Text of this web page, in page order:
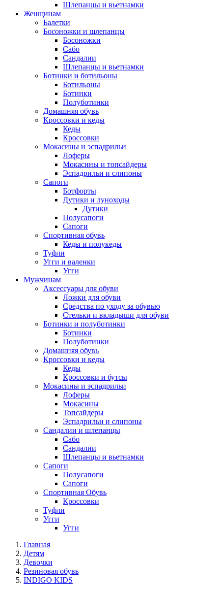
Шлепанцы и вьетнамки
Женщинам
Балетки
Босоножки и шлепанцы
Босоножки
Сабо
Сандалии
Шлепанцы и вьетнамки
Ботинки и ботильоны
Ботильоны
Ботинки
Полуботинки
Домашняя обувь
Кроссовки и кеды
Кеды
Кроссовки
Мокасины и эспадрильи
Лоферы
Мокасины и топсайдеры
Эспадрильи и слипоны
Сапоги
Ботфорты
Дутики и луноходы
Дутики
Полусапоги
Сапоги
Спортивная обувь
Кеды и полукеды
Туфли
Угги и валенки
Угги
Мужчинам
Аксессуары для обуви
Ложки для обуви
Средства по уходу за обувью
Стельки и вкладыши для обуви
Ботинки и полуботинки
Ботинки
Полуботинки
Домашняя обувь
Кроссовки и кеды
Кеды
Кроссовки и бутсы
Мокасины и эспадрильи
Лоферы
Мокасины
Топсайдеры
Эспадрильи и слипоны
Сандалии и шлепанцы
Сабо
Сандалии
Шлепанцы и вьетнамки
Сапоги
Полусапоги
Сапоги
Спортивная Обувь
Кроссовки
Туфли
Угги
Угги
Главная
Детям
Девочки
Резиновая обувь
INDIGO KIDS